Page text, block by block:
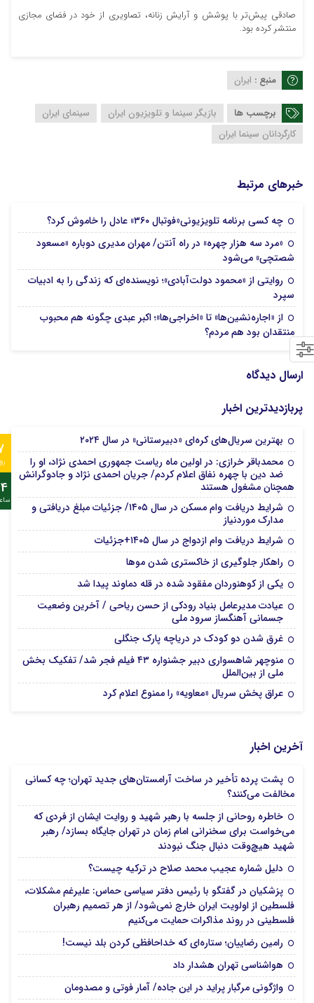
صادقی پیش‌تر با پوشش و آرایش‌ زنانه، تصاویری از خود در فضای مجازی
منتشر کرده بود.
منبع : ایران
برچسب ها بازیگر سینما و تلویزیون ایران
سینمای ایران
کارگردانان سینما ایران
خبرهای مرتبط
چه کسی برنامه تلویزیونی«فوتبال ۳۶۰» عادل را خاموش کرد؟
«مرد سه هزار چهره» در راه آنتن/ مهران مدیری دوباره «مسعود
شصتچی» می‌شود
روایتی از «محمود دولت‌آبادی»؛ نویسنده‌ای که زندگی را به ادبیات
سپرد
از «اجاره‌نشین‌ها» تا «اخراجی‌ها»؛ اکبر عبدی چگونه هم محبوب
منتقدان بود هم مردم؟
ارسال دیدگاه
پربازدیدترین اخبار
بهترین سریال‌های کره‌ای «دبیرستانی» در سال ۲۰۲۴
محمدباقر خرازی: در اولین ماه ریاست جمهوری احمدی نژاد، او را
ضد دین با چهره نفاق اعلام کردم/ جریان احمدی نژاد و جادوگرانش
همچنان مشغول هستند
شرایط دریافت وام مسکن در سال ۱۴۰۵/ جزئیات مبلغ دریافتی و
مدارک موردنیاز
شرایط دریافت وام ازدواج در سال ۱۴۰۵+جزئیات
راهکار جلوگیری از خاکستری شدن موها
یکی از کوهنوردان مفقود شده در قله دماوند پیدا شد
عیادت مدیرعامل بنیاد رودکی از حسن ریاحی / آخرین وضعیت
جسمانی آهنگساز سرود ملی
غرق شدن دو کودک در دریاچه پارک جنگلی
منوچهر شاهسواری دبیر جشنواره ۴۳ فیلم فجر شد/ تفکیک بخش
ملی از بین‌الملل
عراق پخش سریال «معاویه» را ممنوع اعلام کرد
آخرین اخبار
پشت پرده تأخیر در ساخت آرامستان‌های جدید تهران؛ چه کسانی
مخالفت می‌کنند؟
خاطره روحانی از جلسه با رهبر شهید و روایت ایشان از فردی که
می‌خواست برای سخنرانی امام زمان در تهران جایگاه بسازد/ رهبر
شهید هیچ‌وقت دنبال جنگ نبودند
دلیل شماره عجیب محمد صلاح در ترکیه چیست؟
پزشکیان در گفتگو با رئیس دفتر سیاسی حماس: علیرغم مشکلات،
فلسطین از اولویت ایران خارج نمی‌شود/ از هر تصمیم رهبران
فلسطینی در روند مذاکرات حمایت می‌کنیم
رامین رضاییان؛ ستاره‌ای که خداحافظی کردن بلد نیست!
هواشناسی تهران هشدار داد
واژگونی مرگبار پراید در این جاده/ آمار فوتی و مصدومان